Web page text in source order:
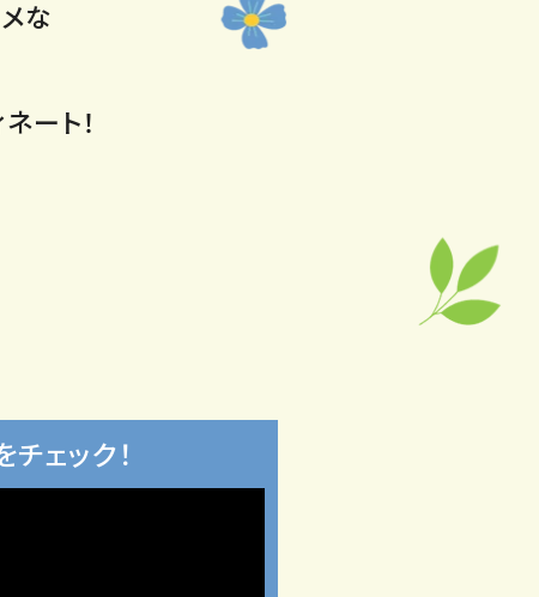
な
ート！
ェック！